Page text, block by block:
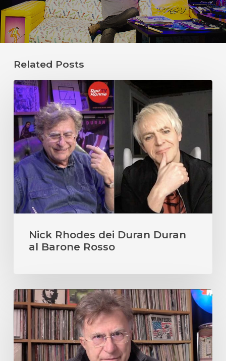
Related Posts
Nick
Rhodes
dei
Duran
Duran
al
Barone
Rosso
Nick Rhodes dei Duran Duran
al Barone Rosso
Red
Ronnie:
messaggio
agli
artisti